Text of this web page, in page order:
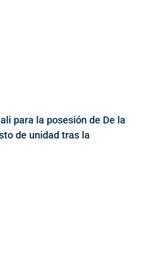
para la posesión de De la
de unidad tras la